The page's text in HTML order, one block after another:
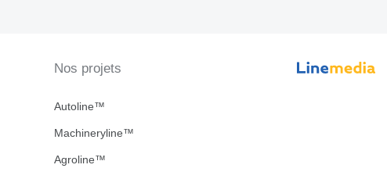
Nos projets
Autoline™
Machineryline™
Agroline™